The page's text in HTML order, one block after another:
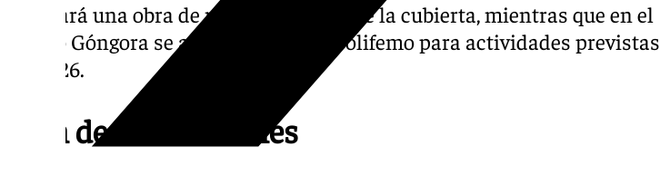
realizará una obra de mantenimiento de la cubierta, mientras que en el
Teatro Góngora se adecuará la Sala Polifemo para actividades previstas
en 2026.
Plan de subvenciones